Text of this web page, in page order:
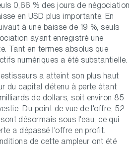
0,66 % des jours de négociation
en USD plus importante. En
à une baisse de 19 %, seuls
ayant enregistré une
Tant en termes absolus que
numériques a été substantielle.
a atteint son plus haut
du capital détenu à perte étant
de dollars, soit environ 85
Du point de vue de l'offre, 52
désormais sous l'eau, ce qui
a dépassé l'offre en profit.
de cette ampleur ont été